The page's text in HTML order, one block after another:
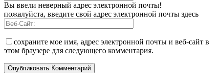
Вы ввели неверный адрес электронной почты!
пожалуйста, введите свой адрес электронной почты здесь
сохраните мое имя, адрес электронной почты и веб-сайт в
этом браузере для следующего комментария.